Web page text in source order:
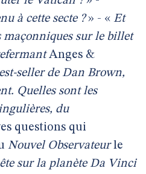
à cette secte ?» - « Et
maçonniques sur le billet
Anges &
seller de Dan Brown,
Quelles sont les
du
questions qui
Nouvel Observateurle
sur la planète Da Vinci